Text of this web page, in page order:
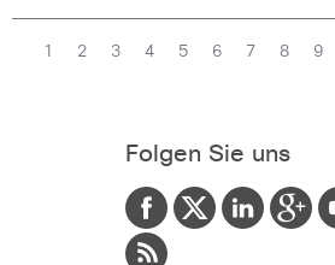
1 2 3 4 5 6 7 8 9
Folgen Sie uns